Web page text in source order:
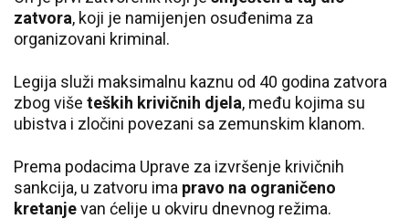
zatvora, koji je namijenjen osuđenima za
organizovani kriminal.
Legija služi maksimalnu kaznu od 40 godina zatvora
zbog više teških krivičnih djela, među kojima su
ubistva i zločini povezani sa zemunskim klanom.
Prema podacima Uprave za izvršenje krivičnih
sankcija, u zatvoru ima pravo na ograničeno
kretanjevan ćelije u okviru dnevnog režima.